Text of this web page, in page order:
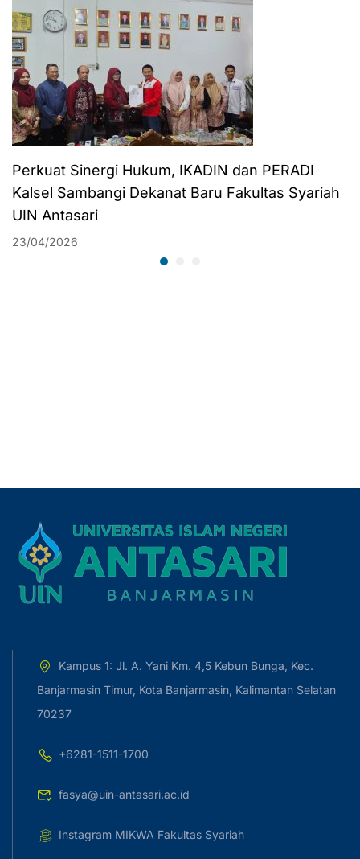
Perkuat Sinergi Hukum, IKADIN dan PERADI
Kalsel Sambangi Dekanat Baru Fakultas Syariah
UIN Antasari
23/04/2026
Kampus 1: Jl. A. Yani Km. 4,5 Kebun Bunga, Kec.
Banjarmasin Timur, Kota Banjarmasin, Kalimantan Selatan
70237
+6281-1511-1700
fasya@uin-antasari.ac.id
Instagram MIKWA Fakultas Syariah